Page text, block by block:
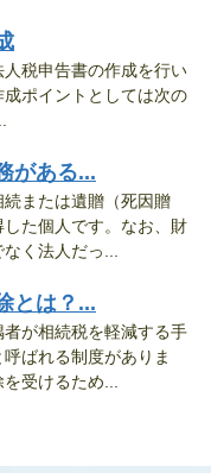
税申告書の作成を行い
ポイントとしては次の
がある...
または遺贈（死因贈
た個人です。なお、財
く法人だっ...
とは？...
が相続税を軽減する手
ばれる制度がありま
受けるため...